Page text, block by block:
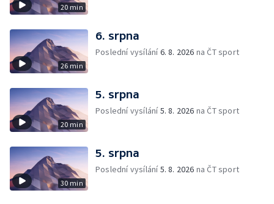
20 min
26 min
6. srpna
Poslední vysílání6. 8. 2026 na ČT sport
20 min
5. srpna
Poslední vysílání5. 8. 2026 na ČT sport
30 min
5. srpna
Poslední vysílání5. 8. 2026 na ČT sport